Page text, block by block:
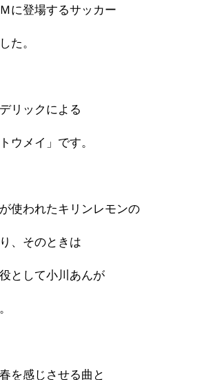
に登場するサッカー
た。
リックによる
ウメイ」です。
使われたキリンレモンの
、そのときは
として小川あんが
を感じさせる曲と